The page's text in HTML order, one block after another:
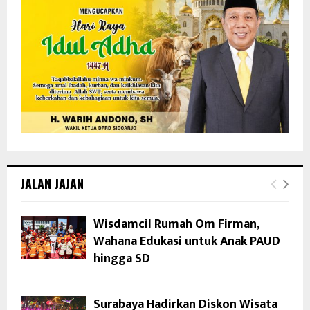
JALAN JAJAN
Wisdamcil Rumah Om Firman,
Wahana Edukasi untuk Anak PAUD
hingga SD
Surabaya Hadirkan Diskon Wisata